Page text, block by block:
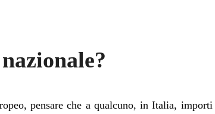
pensare che a qualcuno, in Italia, importi